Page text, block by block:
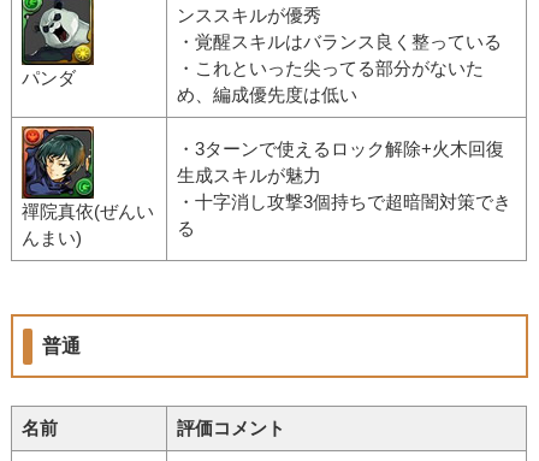
パンダ
ンススキルが優秀
・覚醒スキルはバランス良く整っている
・これといった尖ってる部分がないた
め、編成優先度は低い
禪院真依(ぜんい
んまい)
・3ターンで使えるロック解除+火木回復
生成スキルが魅力
・十字消し攻撃3個持ちで超暗闇対策でき
る
普通
名前 評価コメント